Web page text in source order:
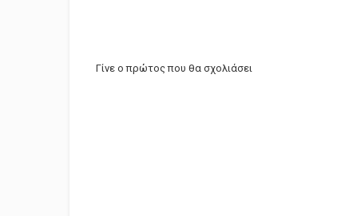
Γίνε ο πρώτος που θα σχολιάσει